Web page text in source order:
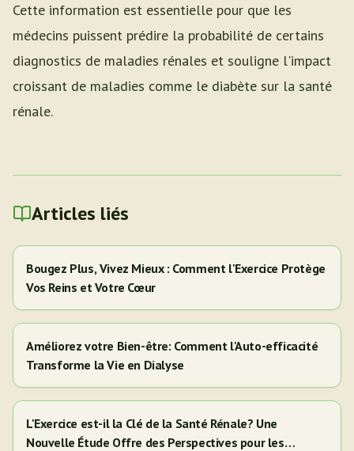
Cette information est essentielle pour que les
médecins puissent prédire la probabilité de certains
diagnostics de maladies rénales et souligne l'impact
croissant de maladies comme le diabète sur la santé
rénale.
Articles liés
Bougez Plus, Vivez Mieux : Comment l'Exercice Protège
Vos Reins et Votre Cœur
Améliorez votre Bien-être: Comment l'Auto-efficacité
Transforme la Vie en Dialyse
L'Exercice est-il la Clé de la Santé Rénale? Une
Nouvelle Étude Offre des Perspectives pour les